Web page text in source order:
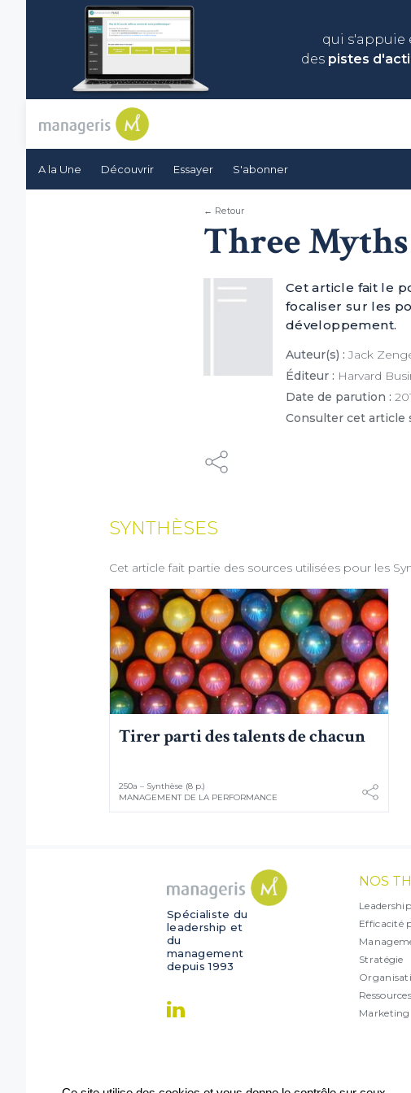
qui s'appuie
des pistes
A la Une Découvrir Essayer S'abonner
← Retour
Three
Cet article fait le
focaliser sur les
développement.
Auteur(s) : Jack
Éditeur : Harvard
Date de parution :
Consulter cet article
SYNTHÈSES
Cet article fait partie des sources utilisées pour les
Tirer parti des talents de chacun
250a – Synthèse (8 p.)
MANAGEMENT DE LA PERFORMANCE
Spécialiste du
leadership et
du
management
depuis 1993
NOS
Leadership
Efficacité
Stratégie
Marketing